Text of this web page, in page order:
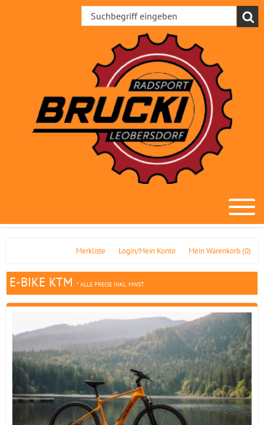
Mein Warenkorb(0)
Login/Mein Konto
Merkliste
E-BIKE KTM * ALLE PREISE INKL. MWST.